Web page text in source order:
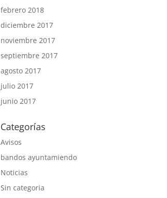
febrero 2018
diciembre 2017
noviembre 2017
septiembre 2017
agosto 2017
julio 2017
junio 2017
Categorías
Avisos
bandos ayuntamiendo
Noticias
Sin categoria